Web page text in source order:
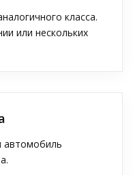
класса.
или нескольких
автомобиль